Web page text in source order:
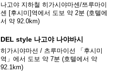
나고야 지하철 히가시야마센/쯔루마이
센 [후시미]역에서 도보 약 2분 (호텔에
서 약92.0km)
DEL style 나고야 나야바시
히가시야마선 / 츠루마이선 「후시미
역」에서 도보 약 7분 (호텔에서 약
92.1 km)